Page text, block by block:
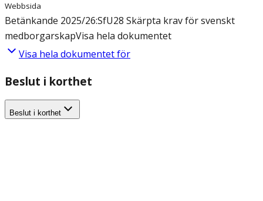
Webbsida
Betänkande 2025/26:SfU28 Skärpta krav för svenskt
medborgarskapVisa hela dokumentet
Visa hela dokumentet för
Beslut i korthet
Beslut i korthet